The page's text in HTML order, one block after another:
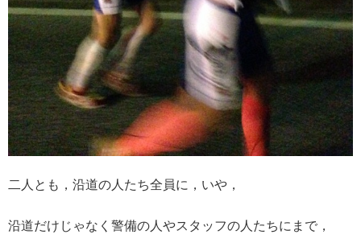
二人とも，沿道の人たち全員に，いや，
沿道だけじゃなく警備の人やスタッフの人たちにまで，